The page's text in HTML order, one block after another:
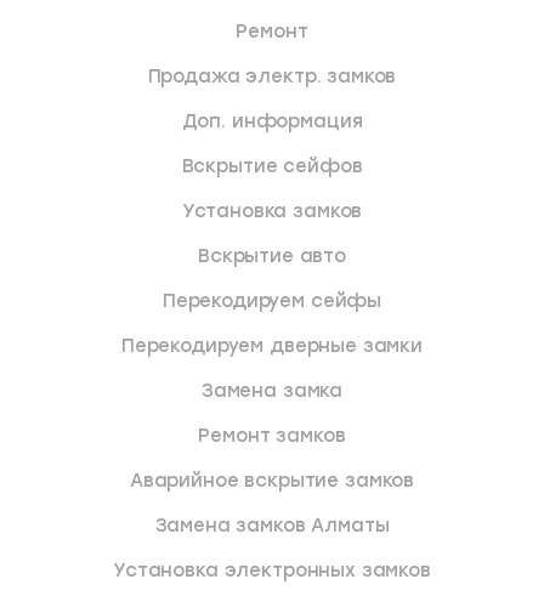
Ремонт
Продажа электр. замков
Доп. информация
Вскрытие сейфов
Установка замков
Вскрытие авто
Перекодируем сейфы
Перекодируем дверные замки
Замена замка
Ремонт замков
Аварийное вскрытие замков
Замена замков Алматы
Установка электронных замков